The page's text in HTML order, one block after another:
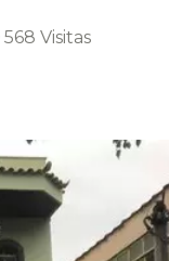
568 Visitas